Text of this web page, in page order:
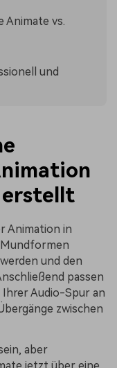
Animate vs.
und
erstellt
Animation in
Mundformen
und den
passen
Ihrer Audio-Spur an
zwischen
aber
jetzt über eine